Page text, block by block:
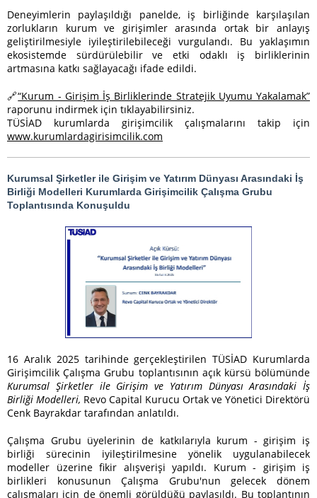
Deneyimlerin paylaşıldığı panelde, iş birliğinde karşılaşılan
zorlukların kurum ve girişimler arasında ortak bir anlayış
geliştirilmesiyle iyileştirilebileceği vurgulandı. Bu yaklaşımın
ekosistemde sürdürülebilir ve etki odaklı iş birliklerinin
artmasına katkı sağlayacağı ifade edildi.
🔗“Kurum - Girişim İş Birliklerinde Stratejik Uyumu Yakalamak”
raporunu indirmek için tıklayabilirsiniz.
TÜSİAD kurumlarda girişimcilik çalışmalarını takip için
www.kurumlardagirisimcilik.com
Kurumsal Şirketler ile Girişim ve Yatırım Dünyası Arasındaki İş
Birliği Modelleri Kurumlarda Girişimcilik Çalışma Grubu
Toplantısında Konuşuldu
16 Aralık 2025 tarihinde gerçekleştirilen TÜSİAD Kurumlarda
Girişimcilik Çalışma Grubu toplantısının açık kürsü bölümünde
Kurumsal Şirketler ile Girişim ve Yatırım Dünyası Arasındaki İş
Birliği Modelleri, Revo Capital Kurucu Ortak ve Yönetici Direktörü
Cenk Bayrakdar tarafından anlatıldı.
Çalışma Grubu üyelerinin de katkılarıyla kurum - girişim iş
birliği sürecinin iyileştirilmesine yönelik uygulanabilecek
modeller üzerine fikir alışverişi yapıldı. Kurum - girişim iş
birlikleri konusunun Çalışma Grubu'nun gelecek dönem
çalışmaları için de önemli görüldüğü paylaşıldı. Bu toplantının